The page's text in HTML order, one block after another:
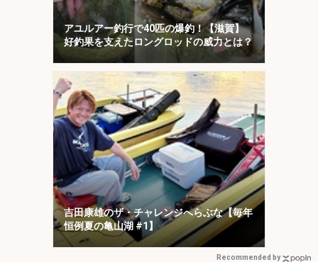
アユルアー釣行で40匹の爆釣！【滋賀】
好釣果を支えたロングロッドの威力とは？
吉田康雄のザ・チャレンジへらぶな【毎年
恒例夏の亀山湖 #1】
Recommended by